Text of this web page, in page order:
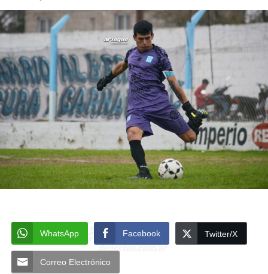
WhatsApp Facebook Twitter/X
Correo Electrónico